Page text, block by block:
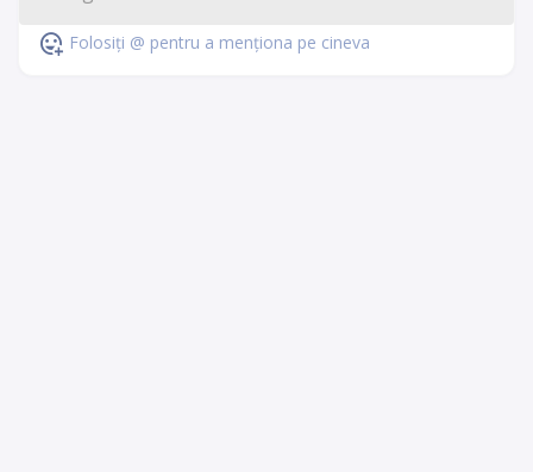
Folosiți @ pentru a menționa pe cineva